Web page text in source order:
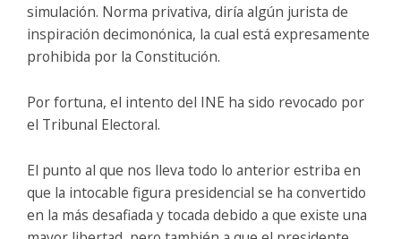
simulación. Norma privativa, diría algún jurista de
inspiración decimonónica, la cual está expresamente
prohibida por la Constitución.
Por fortuna, el intento del INE ha sido revocado por
el Tribunal Electoral.
El punto al que nos lleva todo lo anterior estriba en
que la intocable figura presidencial se ha convertido
en la más desafiada y tocada debido a que existe una